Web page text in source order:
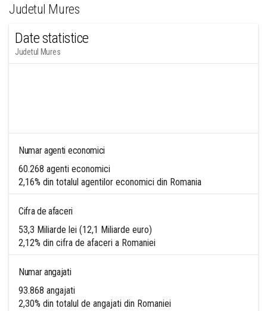
Judetul Mures
Date statistice
Judetul Mures
Numar agenti economici
60.268 agenti economici
2,16% din totalul agentilor economici din Romania
Cifra de afaceri
53,3 Miliarde lei (12,1 Miliarde euro)
2,12% din cifra de afaceri a Romaniei
Numar angajati
93.868 angajati
2,30% din totalul de angajati din Romaniei